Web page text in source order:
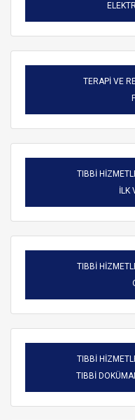
TERAPİ VE
TIBBİ
İLK
TIBBİ
TIBBİ
TIBBİ